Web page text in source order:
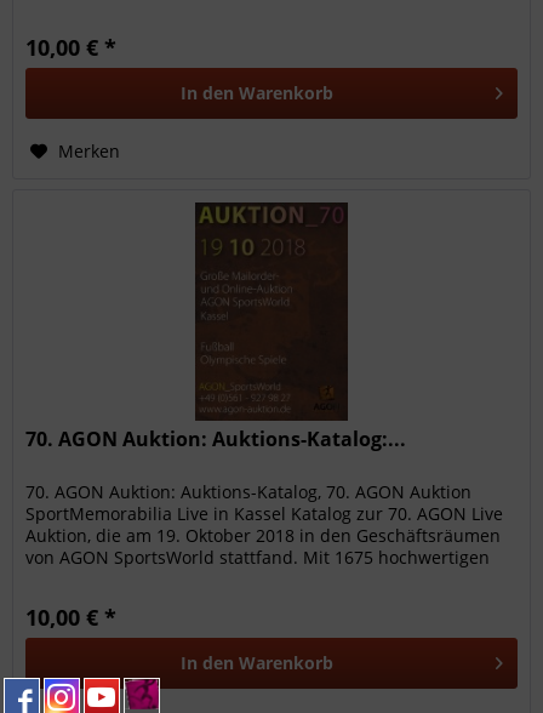
10,00 € *
In den Warenkorb
Merken
70. AGON Auktion: Auktions-Katalog:...
70. AGON Auktion: Auktions-Katalog, 70. AGON Auktion
SportMemorabilia Live in Kassel Katalog zur 70. AGON Live
Auktion, die am 19. Oktober 2018 in den Geschäftsräumen
von AGON SportsWorld stattfand. Mit 1675 hochwertigen
10,00 € *
In den Warenkorb